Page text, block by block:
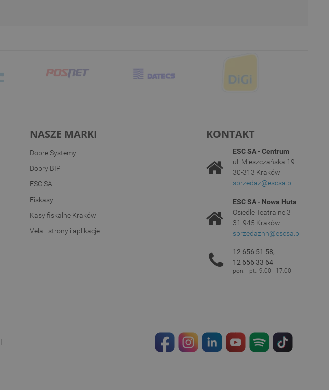
NASZE MARKI
Dobre Systemy
Dobry BIP
ESC SA
Fiskasy
Kasy fiskalne Kraków
Vela - strony i aplikacje
KONTAKT
ESC SA - Centrum
ul. Mieszczańska 19
30-313 Kraków
sprzedaz@escsa.pl
ESC SA - Nowa Huta
Osiedle Teatralne 3
31-945 Kraków
sprzedaznh@escsa.pl
12 656 51 58,
12 656 33 64
pon. - pt.: 9:00 - 17:00